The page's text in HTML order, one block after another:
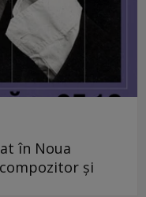
în Noua
și